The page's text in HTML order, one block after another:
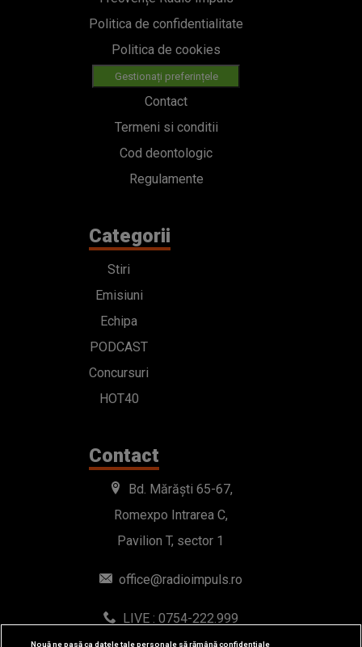
Politica de confidentialitate
Politica de cookies
Gestionați preferințele
Contact
Termeni si conditii
Cod deontologic
Regulamente
Categorii
Stiri
Emisiuni
Echipa
PODCAST
Concursuri
HOT40
Contact
Bd. Mărăști 65-67,
Romexpo Intrarea C,
Pavilion T, sector 1
office@radioimpuls.ro
LIVE : 0754-222.999
Nouă ne pasă ca datele tale personale să rămână confidențiale